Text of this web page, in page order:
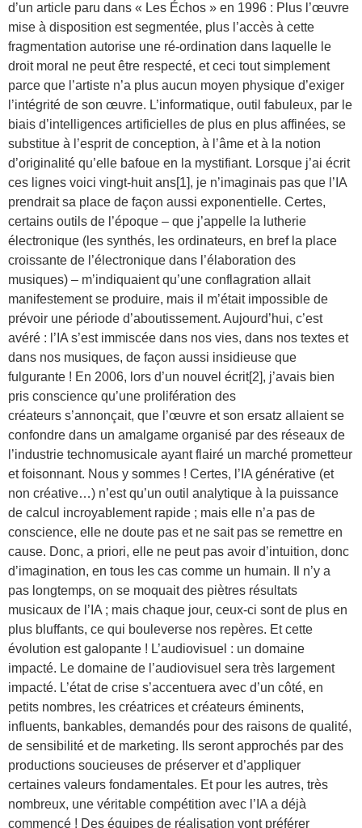
d’un article paru dans « Les Échos » en 1996 : Plus l’œuvre
mise à disposition est segmentée, plus l’accès à cette
fragmentation autorise une ré-ordination dans laquelle le
droit moral ne peut être respecté, et ceci tout simplement
parce que l’artiste n’a plus aucun moyen physique d’exiger
l’intégrité de son œuvre. L’informatique, outil fabuleux, par le
biais d’intelligences artificielles de plus en plus affinées, se
substitue à l’esprit de conception, à l’âme et à la notion
d’originalité qu’elle bafoue en la mystifiant. Lorsque j’ai écrit
ces lignes voici vingt-huit ans[1], je n’imaginais pas que l’IA
prendrait sa place de façon aussi exponentielle. Certes,
certains outils de l’époque – que j’appelle la lutherie
électronique (les synthés, les ordinateurs, en bref la place
croissante de l’électronique dans l’élaboration des
musiques) – m’indiquaient qu’une conflagration allait
manifestement se produire, mais il m’était impossible de
prévoir une période d’aboutissement. Aujourd’hui, c’est
avéré : l’IA s’est immiscée dans nos vies, dans nos textes et
dans nos musiques, de façon aussi insidieuse que
fulgurante ! En 2006, lors d’un nouvel écrit[2], j’avais bien
pris conscience qu’une prolifération des
créateurs s’annonçait, que l’œuvre et son ersatz allaient se
confondre dans un amalgame organisé par des réseaux de
l’industrie technomusicale ayant flairé un marché prometteur
et foisonnant. Nous y sommes ! Certes, l’IA générative (et
non créative…) n’est qu’un outil analytique à la puissance
de calcul incroyablement rapide ; mais elle n’a pas de
conscience, elle ne doute pas et ne sait pas se remettre en
cause. Donc, a priori, elle ne peut pas avoir d’intuition, donc
d’imagination, en tous les cas comme un humain. Il n’y a
pas longtemps, on se moquait des piètres résultats
musicaux de l’IA ; mais chaque jour, ceux-ci sont de plus en
plus bluffants, ce qui bouleverse nos repères. Et cette
évolution est galopante ! L’audiovisuel : un domaine
impacté. Le domaine de l’audiovisuel sera très largement
impacté. L’état de crise s’accentuera avec d’un côté, en
petits nombres, les créatrices et créateurs éminents,
influents, bankables, demandés pour des raisons de qualité,
de sensibilité et de marketing. Ils seront approchés par des
productions soucieuses de préserver et d’appliquer
certaines valeurs fondamentales. Et pour les autres, très
nombreux, une véritable compétition avec l’IA a déjà
commencé ! Des équipes de réalisation vont préférer